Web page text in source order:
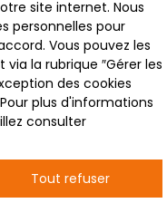
site internet. Nous
personnelles pour
Vous pouvez les
la rubrique ″Gérer les
des cookies
plus d'informations
consulter
Tout refuser